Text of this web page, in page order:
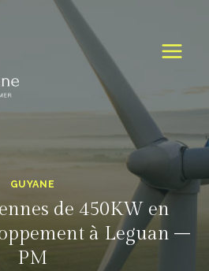
GUYANE
de 450KW en
à Leguan –
PM